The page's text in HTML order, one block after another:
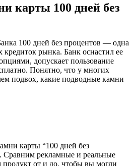
карты 100 дней без
100 дней без процентов — одна
рынка. Банк оснастил ее
допускает пользование
Понятно, что у многих
подвох, какие подводные камни
карты “100 дней без
Сравним рекламные и реальные
продукт от и до, чтобы вы могли